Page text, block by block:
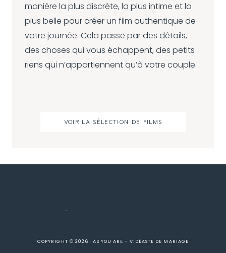
manière la plus discrète, la plus intime et la
plus belle pour créer un film authentique de
votre journée. Cela passe par des détails,
des choses qui vous échappent, des petits
riens qui n’appartiennent qu’à votre couple.
VOIR LA SÉLECTION DE FILMS
–
COPYRIGHT © 2026 · AS YOU ARE - VIDÉASTE DE MARIAGE